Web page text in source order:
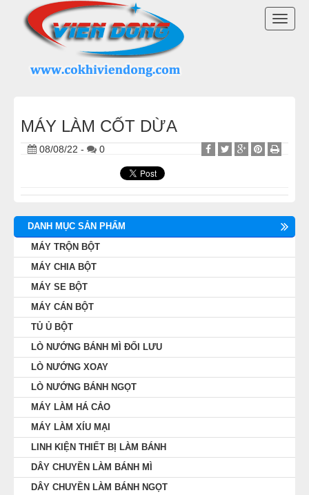
MÁY LÀM CỐT DỪA
08/08/22 - 0
DANH MỤC SẢN PHẨM
MÁY TRỘN BỘT
MÁY CHIA BỘT
MÁY SE BỘT
MÁY CÁN BỘT
TỦ Ủ BỘT
LÒ NƯỚNG BÁNH MÌ ĐỐI LƯU
LÒ NƯỚNG XOAY
LÒ NƯỚNG BÁNH NGỌT
MÁY LÀM HÁ CẢO
MÁY LÀM XÍU MẠI
LINH KIỆN THIẾT BỊ LÀM BÁNH
DÂY CHUYỀN LÀM BÁNH MÌ
DÂY CHUYỀN LÀM BÁNH NGỌT
DANH MỤC SẢN PHẨM
MÁY TRỘN BỘT
MÁY SE BỘT
MÁY CÁN BỘT
LÒ NƯỚNG BÁNH MÌ ĐỐI LƯU
LÒ NƯỚNG XOAY
LÒ NƯỚNG BÁNH NGỌT
MÁY LÀM HÁ CẢO
MÁY LÀM XÍU MẠI
LINH KIỆN THIẾT BỊ LÀM BÁNH
DÂY CHUYỀN LÀM BÁNH MÌ
DÂY CHUYỀN LÀM BÁNH NGỌT